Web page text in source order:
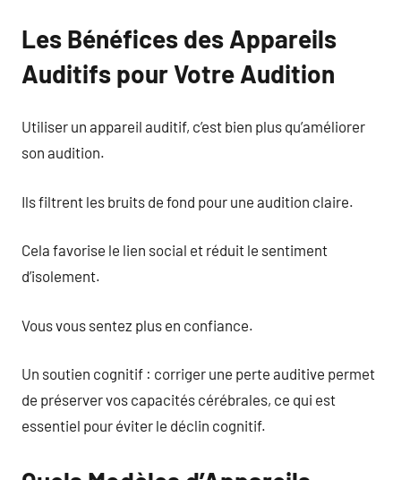
Les Bénéfices des Appareils
Auditifs pour Votre Audition
Utiliser un appareil auditif, c’est bien plus qu’améliorer
son audition.
Ils filtrent les bruits de fond pour une audition claire.
Cela favorise le lien social et réduit le sentiment
d’isolement.
Vous vous sentez plus en confiance.
Un soutien cognitif : corriger une perte auditive permet
de préserver vos capacités cérébrales, ce qui est
essentiel pour éviter le déclin cognitif.